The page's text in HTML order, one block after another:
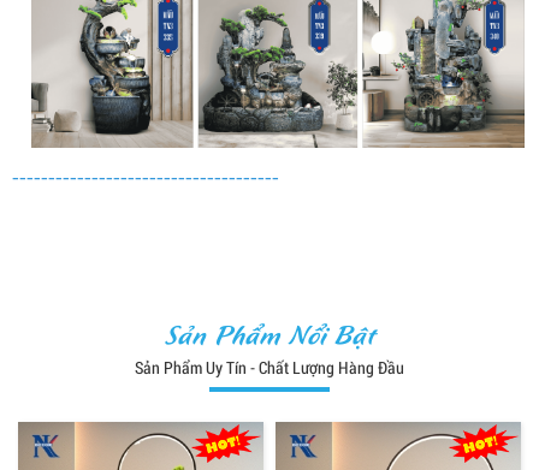
-------------------------------------
Sản Phẩm Nổi Bật
Sản Phẩm Uy Tín - Chất Lượng Hàng Đầu